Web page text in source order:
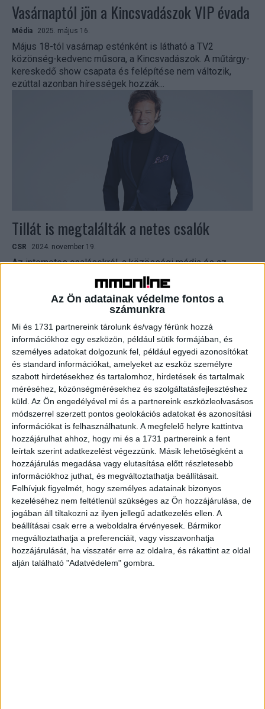
Az Ön adatainak védelme fontos a
számunkra
Mi és 1731 partnereink tárolunk és/vagy férünk hozzá
információkhoz egy eszközön, például sütik formájában, és
személyes adatokat dolgozunk fel, például egyedi azonosítókat
és standard információkat, amelyeket az eszköz személyre
szabott hirdetésekhez és tartalomhoz, hirdetések és tartalmak
méréséhez, közönségmérésekhez és szolgáltatásfejlesztéshez
küld. Az Ön engedélyével mi és a partnereink eszközleolvasásos
módszerrel szerzett pontos geolokációs adatokat és azonosítási
információkat is felhasználhatunk. A megfelelő helyre kattintva
hozzájárulhat ahhoz, hogy mi és a 1731 partnereink a fent
leírtak szerint adatkezelést végezzünk. Másik lehetőségként a
hozzájárulás megadása vagy elutasítása előtt részletesebb
információkhoz juthat, és megváltoztathatja beállításait.
Felhívjuk figyelmét, hogy személyes adatainak bizonyos
kezeléséhez nem feltétlenül szükséges az Ön hozzájárulása, de
jogában áll tiltakozni az ilyen jellegű adatkezelés ellen. A
beállításai csak erre a weboldalra érvényesek. Bármikor
megváltoztathatja a preferenciáit, vagy visszavonhatja
hozzájárulását, ha visszatér erre az oldalra, és rákattint az oldal
alján található "Adatvédelem" gombra.
Vasárnaptól jön a Kincsvadászok VIP évada
Média 2025. május 16.
Május 18-tól vasárnap esténként is látható a TV2
közönség-kedvenc műsora, a Kincsvadászok. A műtárgy-
kereskedő show csapata és felépítése nem változik,
ezúttal azonban hírességek hozzák...
Tillát is megtalálták a netes csalók
CSR 2024. november 19.
Az internetes csalásokról, a közösségi média és az
online tér veszélyeiről, illetve a saját megelőzési
módszereiről is nyilatkozott a műsorvezető, aki mellett
több híresség...
Kiderült, kik versenyeznek a Sztárban sztár
új évadában
2024. augusztus 28.
Szeptember 7-től újra felgyúlnak a reflektorok fényei, és
Tilla műsorvezetésével elindul a heteken át tartó verseny
a Sztárban sztár stúdiójában. A TV2 műsora 10....